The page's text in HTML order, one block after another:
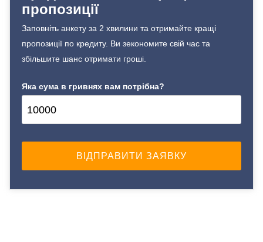
від 18 до 75
Документи та
підтвердження доходу
Паспорт;
Вік позичальника
Aннуітет
Спосіб погашення:
Дострокове без штрафів
Способи погашення
кредиту
пропозиції
Заповніть анкету за 2 хвилини та отримайте кращі
пропозиції по кредиту. Ви зекономите свій час та
збільшите шанс отримати гроші.
Яка сума в гривнях вам потрібна?